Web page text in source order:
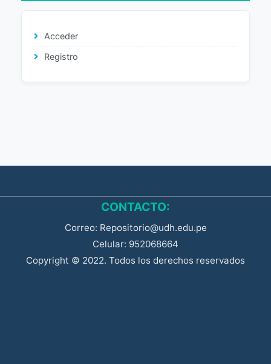
Acceder
Registro
CONTACTO:
Correo: Repositorio@udh.edu.pe
Celular: 952068664
Copyright © 2022. Todos los derechos reservados